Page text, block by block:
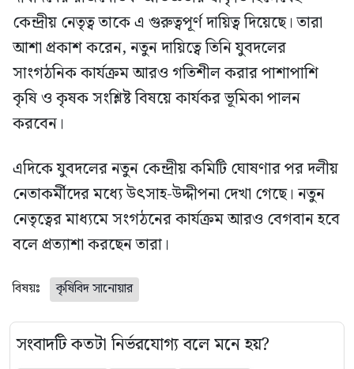
কেন্দ্রীয় নেতৃত্ব তাকে এ গুরুত্বপূর্ণ দায়িত্ব দিয়েছে। তারা
আশা প্রকাশ করেন, নতুন দায়িত্বে তিনি যুবদলের
সাংগঠনিক কার্যক্রম আরও গতিশীল করার পাশাপাশি
কৃষি ও কৃষক সংশ্লিষ্ট বিষয়ে কার্যকর ভূমিকা পালন
করবেন।
এদিকে যুবদলের নতুন কেন্দ্রীয় কমিটি ঘোষণার পর দলীয়
নেতাকর্মীদের মধ্যে উৎসাহ-উদ্দীপনা দেখা গেছে। নতুন
নেতৃত্বের মাধ্যমে সংগঠনের কার্যক্রম আরও বেগবান হবে
বলে প্রত্যাশা করছেন তারা।
বিষয়ঃ কৃষিবিদ সানোয়ার
সংবাদটি কতটা নির্ভরযোগ্য বলে মনে হয়?